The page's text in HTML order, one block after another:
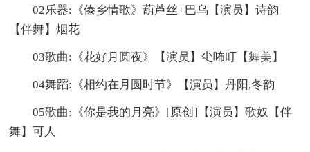
02乐器:《傣乡情歌》葫芦丝+巴乌【演员】诗韵
【伴舞】烟花
03歌曲:《花好月圆夜》【演员】尐咘叮【舞美】
04舞蹈:《相约在月圆时节》【演员】丹阳,冬韵
05歌曲:《你是我的月亮》[原创]【演员】歌奴【伴
舞】可人